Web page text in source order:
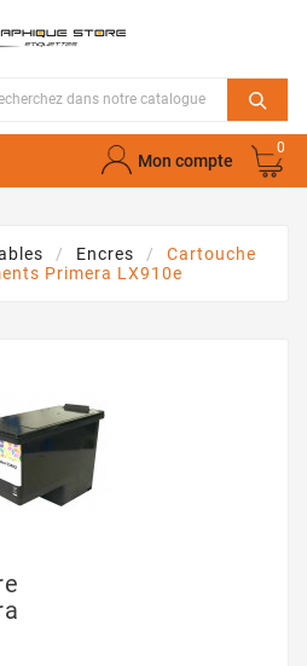
Mon compte
0
Encres
Cartouche
Primera LX910e